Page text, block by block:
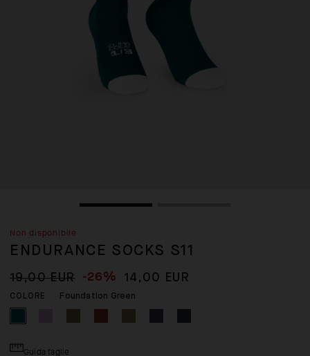
Non disponibile
ENDURANCE SOCKS S11
19,00 EUR -26% 14,00 EUR
COLORE Foundation Green
Guida taglie